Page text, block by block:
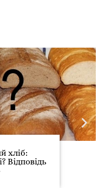
хліб:
Відповідь